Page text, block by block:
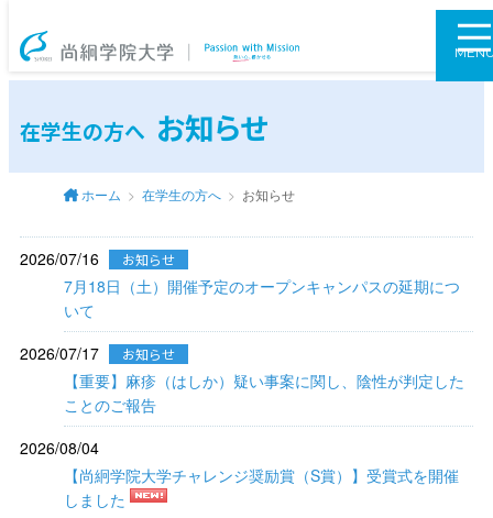
尚絅学院大学
在学生の方へ お知らせ
ホーム 在学生の方へ お知らせ
2026/07/16 お知らせ
7月18日（土）開催予定のオープンキャンパスの延期につ
いて
2026/07/17
お知らせ
【重要】麻疹（はしか）疑い事案に関し、陰性が判定した
ことのご報告
2026/08/04
【尚絅学院大学チャレンジ奨励賞（S賞）】受賞式を開催
しました